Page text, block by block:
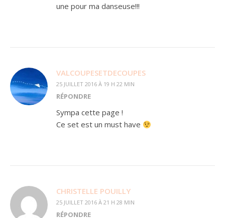
une pour ma danseuse!!!
VALCOUPESETDECOUPES
25 JUILLET 2016 À 19 H 22 MIN
RÉPONDRE
Sympa cette page !
Ce set est un must have
CHRISTELLE POUILLY
25 JUILLET 2016 À 21 H 28 MIN
RÉPONDRE